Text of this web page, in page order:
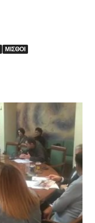
ΜΙΣΘΟΊ